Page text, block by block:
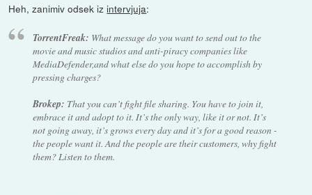
Heh, zanimiv odsek izintervjuja:
TorrentFreak: What message do you want to send out to the
movie and music studios and anti-piracy companies like
MediaDefender,and what else do you hope to accomplish by
pressing charges?
Brokep: That you can’t fight file sharing. You have to join it,
embrace it and adopt to it. It’s the only way, like it or not. It’s
not going away, it’s grows every day and it’s for a good reason -
the people want it. And the people are their customers, why fight
them? Listen to them.